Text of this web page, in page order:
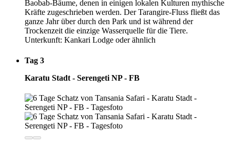
Baobab-Bäume, denen in einigen lokalen Kulturen mythische
Kräfte zugeschrieben werden. Der Tarangire-Fluss fließt das
ganze Jahr über durch den Park und ist während der
Trockenzeit die einzige Wasserquelle für die Tiere.
Unterkunft: Kankari Lodge oder ähnlich
Tag 3
Karatu Stadt - Serengeti NP - FB